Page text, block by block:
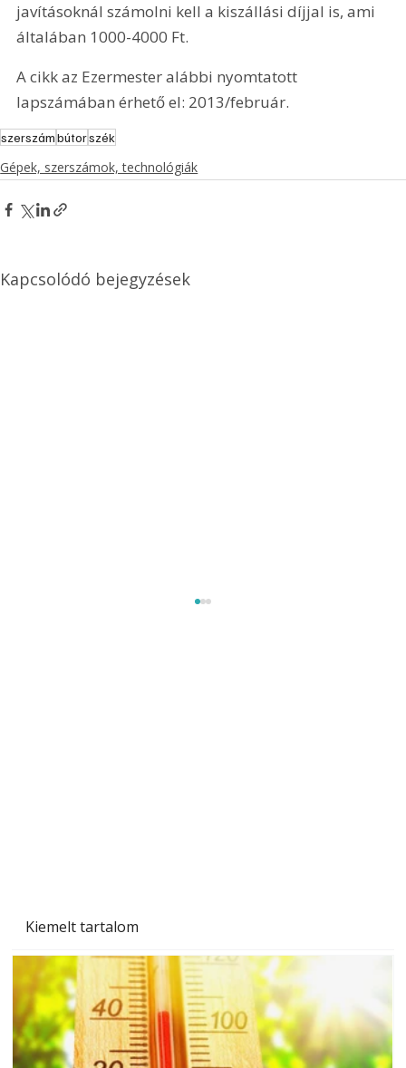
Kiemelt tartalom
javításoknál számolni kell a kiszállási díjjal is, ami
általában 1000-4000 Ft.
A cikk az Ezermester alábbi nyomtatott
lapszámában érhető el: 2013/február.
szerszámbútorszék
Gépek, szerszámok, technológiák
Kapcsolódó bejegyzések